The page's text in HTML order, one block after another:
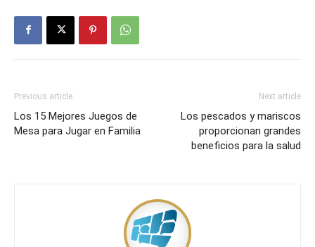
Previous article
Los 15 Mejores Juegos de
Mesa para Jugar en Familia
Next article
Los pescados y mariscos
proporcionan grandes
beneficios para la salud